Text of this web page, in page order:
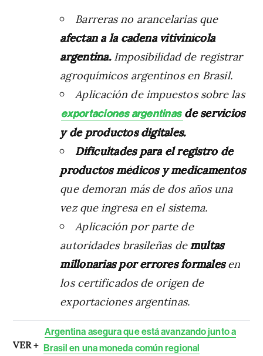
Barreras no arancelarias que
afectan a la cadena vitivinícola
argentina.Imposibilidad de registrar
agroquímicos argentinos en Brasil.
Aplicación de impuestos sobre las
exportaciones argentinas de servicios
y de productos digitales.
Dificultades para el registro de
productos médicos y medicamentos
que demoran más de dos años una
vez que ingresa en el sistema.
Aplicación por parte de
autoridades brasileñas de multas
millonarias por errores formalesen
los certificados de origen de
exportaciones argentinas.
VER +
Argentina asegura que está avanzando junto a
Brasil en una moneda común regional